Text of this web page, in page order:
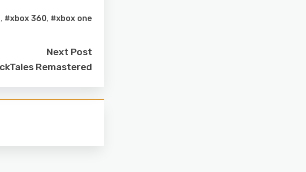
, #xbox 360, #xbox one
Next Post
Remastered